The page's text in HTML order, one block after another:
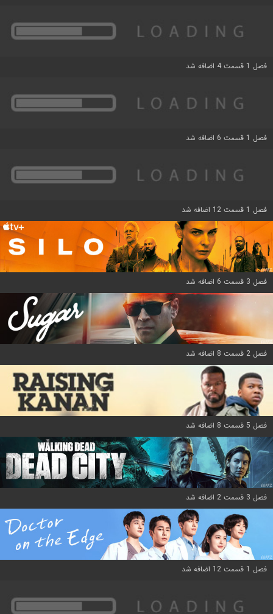
فصل 1 قسمت 4 اضافه شد
فصل 1 قسمت 6 اضافه شد
فصل 1 قسمت 12 اضافه شد
فصل 3 قسمت 6 اضافه شد
فصل 2 قسمت 8 اضافه شد
فصل 5 قسمت 8 اضافه شد
فصل 3 قسمت 2 اضافه شد
فصل 1 قسمت 12 اضافه شد